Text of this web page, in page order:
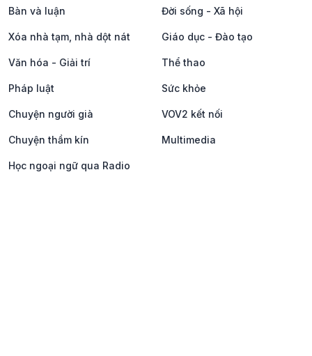
Bàn và luận Đời sống - Xã hội
Xóa nhà tạm, nhà dột nát Giáo dục - Đào tạo
Văn hóa - Giải trí Thể thao
Pháp luật Sức khỏe
Chuyện người già VOV2 kết nối
Chuyện thầm kín Multimedia
Học ngoại ngữ qua Radio